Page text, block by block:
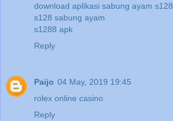
download aplikasi sabung ayam s128
s128 sabung ayam
s1288 apk
Reply
Paijo 04 May, 2019 19:45
rolex online casino
Reply